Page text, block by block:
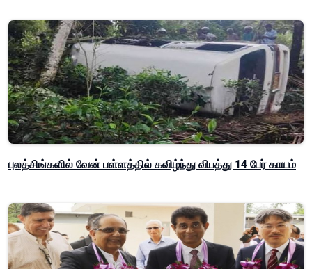
புலத்சிங்களில் வேன் பள்ளத்தில் கவிழ்ந்து விபத்து 14 பேர் காயம்